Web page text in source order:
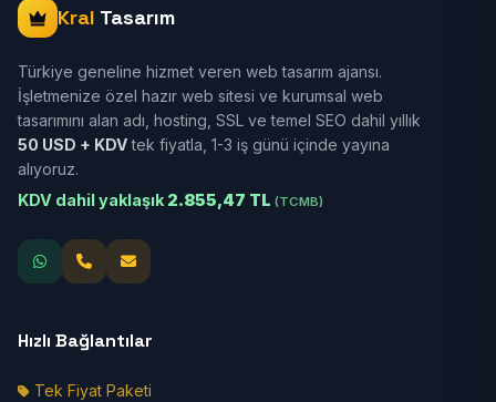
Kral Tasarım
Türkiye geneline hizmet veren web tasarım ajansı.
İşletmenize özel hazır web sitesi ve kurumsal web
tasarımını alan adı, hosting, SSL ve temel SEO dahil yıllık
50 USD + KDVtek fiyatla, 1-3 iş günü içinde yayına
alıyoruz.
KDV dahil yaklaşık 2.855,47 TL (TCMB)
Hızlı Bağlantılar
Tek Fiyat Paketi